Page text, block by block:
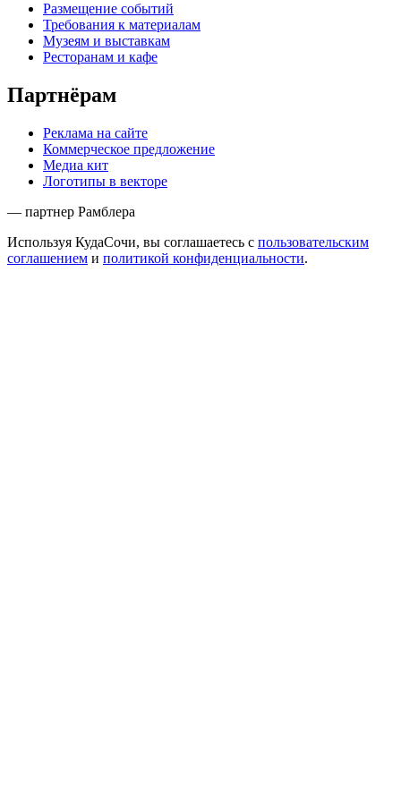
Размещение событий
Требования к материалам
Музеям и выставкам
Ресторанам и кафе
Партнёрам
Реклама на сайте
Коммерческое предложение
Медиа кит
Логотипы в векторе
— партнер Рамблера
Используя КудаСочи, вы соглашаетесь с пользовательским
соглашением и политикой конфиденциальности.